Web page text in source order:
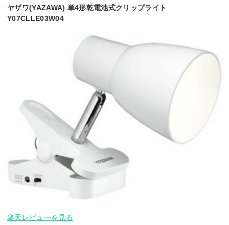
ヤザワ(YAZAWA) 単4形乾電池式クリップライト
Y07CLLE03W04
楽天レビューを見る